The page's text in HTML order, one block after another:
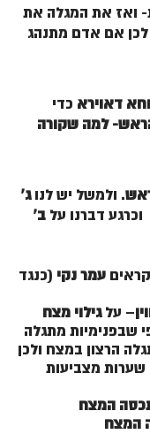
ואז את המגלה את
אם אדם מתנהג
דאוירא כדי
למה שקורה
. ולמשל יש לנוג'
וכרגע דברנו על ב'
עמר נקי (כנגד
– עלגילוי מצח
שבפנימיות מתגלה
הרצון במצח ולכן
שערות מצביעות
המצח
המצח